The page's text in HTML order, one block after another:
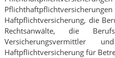
Haftpflichtversicherung, die
Rechtsanwälte, die
Haftpflichtversicherung für